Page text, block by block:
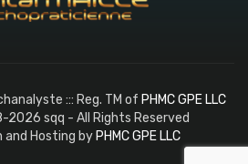
::: Reg. TM of PHMC GPE LLC
sqq - All Rights Reserved
and Hosting by PHMC GPE LLC